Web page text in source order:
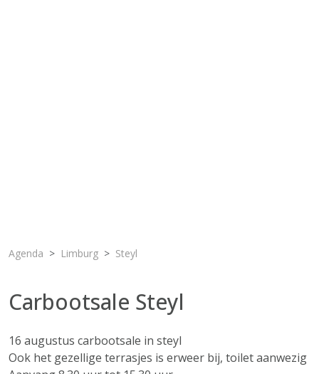
Agenda Limburg Steyl
Carbootsale Steyl
16 augustus carbootsale in steyl
Ook het gezellige terrasjes is erweer bij, toilet aanwezig